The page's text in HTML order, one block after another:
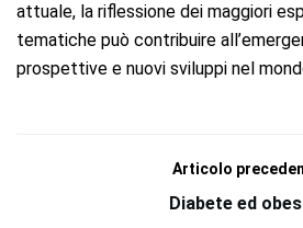
attuale, la riflessione dei maggiori
tematiche può contribuire
prospettive e nuovi sviluppi nel
Articolo
Diabete ed